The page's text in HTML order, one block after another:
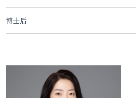
合作交流
党群工作
学生发展
博士后